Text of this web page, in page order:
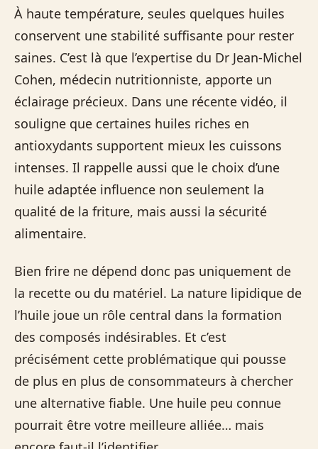
À haute température, seules quelques huiles
conservent une stabilité suffisante pour rester
saines. C’est là que l’expertise du Dr Jean-Michel
Cohen, médecin nutritionniste, apporte un
éclairage précieux. Dans une récente vidéo, il
souligne que certaines huiles riches en
antioxydants supportent mieux les cuissons
intenses. Il rappelle aussi que le choix d’une
huile adaptée influence non seulement la
qualité de la friture, mais aussi la sécurité
alimentaire.
Bien frire ne dépend donc pas uniquement de
la recette ou du matériel. La nature lipidique de
l’huile joue un rôle central dans la formation
des composés indésirables. Et c’est
précisément cette problématique qui pousse
de plus en plus de consommateurs à chercher
une alternative fiable. Une huile peu connue
pourrait être votre meilleure alliée… mais